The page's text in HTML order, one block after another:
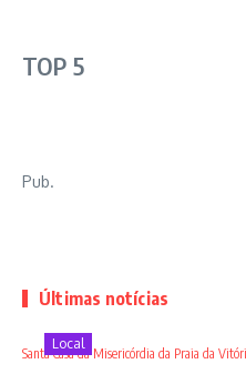
TOP 5
Pub.
Últimas notícias
Local
Santa Casa da Misericórdia da Praia da